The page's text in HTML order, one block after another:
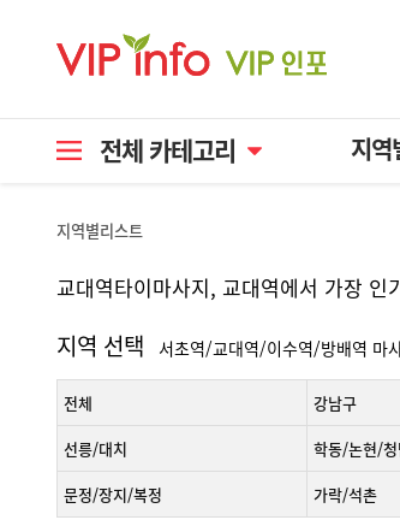
전체 카테고리 지역
지역별리스트
교대역타이마사지, 교대역에서 가장 인
지역 선택 서초역/교대역/이수역/방배역 마
전체 강남구
선릉/대치
학동/논현/
문정/장지/복정
가락/석촌